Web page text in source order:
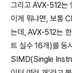
그리고 AVX-512는
이게 뭐냐면, 보통
는데, AVX-512는
트 실수 16개)를 동
SIMD(Single